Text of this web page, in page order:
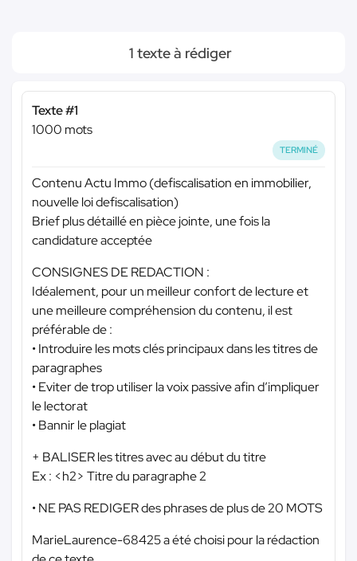
1 texte à rédiger
Texte #1
1000 mots
TERMINÉ
Contenu Actu Immo (defiscalisation en immobilier,
nouvelle loi defiscalisation)
Brief plus détaillé en pièce jointe, une fois la
candidature acceptée
CONSIGNES DE REDACTION :
Idéalement, pour un meilleur confort de lecture et
une meilleure compréhension du contenu, il est
préférable de :
• Introduire les mots clés principaux dans les titres de
paragraphes
• Eviter de trop utiliser la voix passive afin d’impliquer
le lectorat
• Bannir le plagiat
+ BALISER les titres avec au début du titre
Ex : <h2> Titre du paragraphe 2
• NE PAS REDIGER des phrases de plus de 20 MOTS
MarieLaurence-68425 a été choisi pour la rédaction